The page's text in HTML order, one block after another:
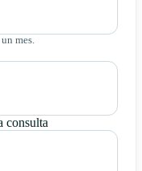
mes.
consulta